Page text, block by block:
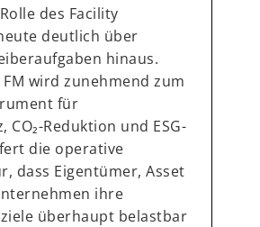
des Facility
deutlich über
hinaus.
wird zunehmend zum
für
CO₂-Reduktion und ESG-
die operative
dass Eigentümer, Asset
ihre
überhaupt belastbar